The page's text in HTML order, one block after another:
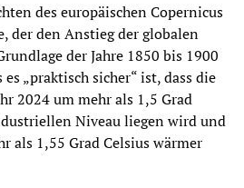
des europäischen Copernicus
der den Anstieg der globalen
der Jahre 1850 bis 1900
„praktisch sicher“ ist, dass die
2024 um mehr als 1,5 Grad
Niveau liegen wird und
als 1,55 Grad Celsius wärmer